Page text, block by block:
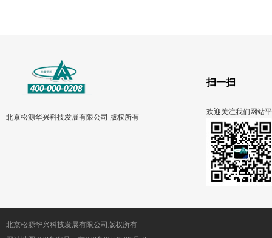
北京松源华兴科技发展有限公司 版权所有
扫一扫
欢迎关注我们网站
北京松源华兴科技发展有限公司版权所有